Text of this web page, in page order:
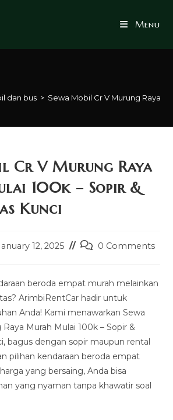
Menu
dan bus > Sewa Mobil Cr V Murung Raya
Cr V Murung Raya
100k – Sopir &
Kunci
12, 2025
Post0 Comments
beroda empat murah melainkan
ArimbiRentCar hadir untuk
Anda! Kami menawarkan Sewa
Murah Mulai 100k – Sopir &
bagus dengan sopir maupun rental
pilihan kendaraan beroda empat
yang bersaing, Anda bisa
yang nyaman tanpa khawatir soal